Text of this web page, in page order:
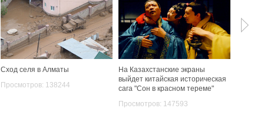
Сход селя в Алматы
Просмотров: 138244
На Казахстанские экраны
выйдет китайская историческая
сага "Сон в красном тереме"
Просмотров: 147593